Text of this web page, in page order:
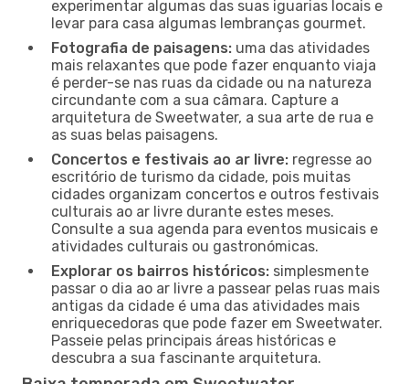
experimentar algumas das suas iguarias locais e
levar para casa algumas lembranças gourmet.
Fotografia de paisagens: uma das atividades
mais relaxantes que pode fazer enquanto viaja
é perder-se nas ruas da cidade ou na natureza
circundante com a sua câmara. Capture a
arquitetura de Sweetwater, a sua arte de rua e
as suas belas paisagens.
Concertos e festivais ao ar livre: regresse ao
escritório de turismo da cidade, pois muitas
cidades organizam concertos e outros festivais
culturais ao ar livre durante estes meses.
Consulte a sua agenda para eventos musicais e
atividades culturais ou gastronómicas.
Explorar os bairros históricos: simplesmente
passar o dia ao ar livre a passear pelas ruas mais
antigas da cidade é uma das atividades mais
enriquecedoras que pode fazer em Sweetwater.
Passeie pelas principais áreas históricas e
descubra a sua fascinante arquitetura.